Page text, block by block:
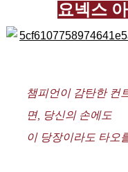
아
요넥스
챔피언이 감탄한 컨
면, 당신의 손에도
이 당장이라도 타오